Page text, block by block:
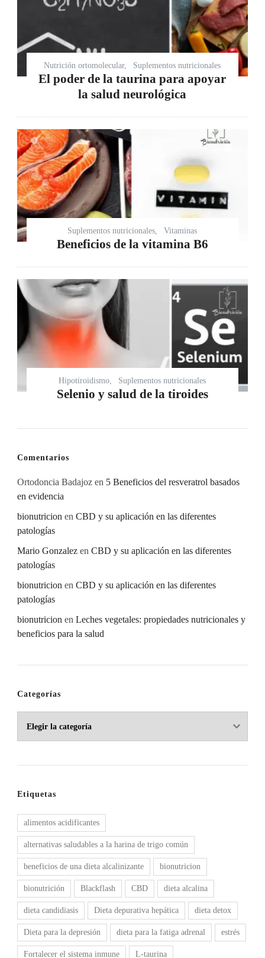
Nutrición ortomolecular Suplementos nutricionales
El poder de la taurina para apoyar
la salud neurológica
Suplementos nutricionales Vitaminas
Beneficios de la vitamina B6
Hipotiroidismo Suplementos nutricionales
Selenio y salud de la tiroides
Comentarios
Ortodoncia Badajoz en 5 Beneficios del resveratrol basados
en evidencia
bionutricion en CBD y su aplicación en las diferentes
patologías
Mario Gonzalez en CBD y su aplicación en las diferentes
patologías
bionutricion en CBD y su aplicación en las diferentes
patologías
bionutricion en Leches vegetales: propiedades nutricionales y
beneficios para la salud
Categorías
Categorías
Etiquetas
alimentos acidificantes
alternativas saludables a la harina de trigo común
beneficios de una dieta alcalinizante bionutricion
bionutrición Blackflash CBD dieta alcalina
dieta candidiasis Dieta depurativa hepática dieta detox
Dieta para la depresión dieta para la fatiga adrenal estrés
Fortalecer el sistema inmune L-taurina